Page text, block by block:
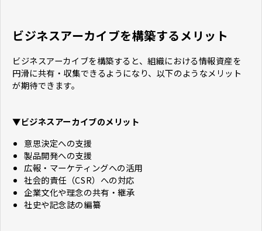
ビジネスアーカイブを構築するメリット
ビジネスアーカイブを構築すると、組織における情報資産を
円滑に共有・収集できるようになり、以下のようなメリット
が期待できます。
▼ビジネスアーカイブのメリット
意思決定への支援
製品開発への支援
広報・マーケティングへの活用
社会的責任（CSR）への対応
企業文化や理念の共有・継承
社史や記念誌の編纂